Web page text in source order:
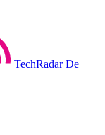
TechRadar De